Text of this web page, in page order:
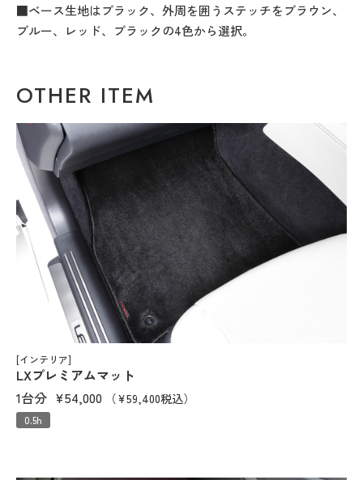
■ベース生地はブラック、外周を囲うステッチをブラウン、
ブルー、レッド、ブラックの4色から選択。
OTHER ITEM
[インテリア]
LXプレミアムマット
1台分 ¥54,000 （¥59,400税込）
0.5h